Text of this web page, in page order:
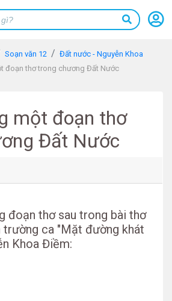
Soạn văn 12
Đất nước - Nguyễn Khoa
đoạn thơ trong chương Đất Nước
một đoạn thơ
Đất Nước
đoạn thơ sau trong bài thơ
ca "Mặt đường khát
Khoa Điềm: